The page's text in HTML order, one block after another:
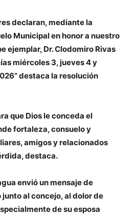
declaran, mediante la
Municipal en honor a nuestro
ejemplar, Dr. Clodomiro Rivas
miércoles 3, jueves 4 y
destaca la resolución
que Dios le conceda el
fortaleza, consuelo y
amigos y relacionados
destaca.
envió un mensaje de
al concejo, al dolor de
de su esposa